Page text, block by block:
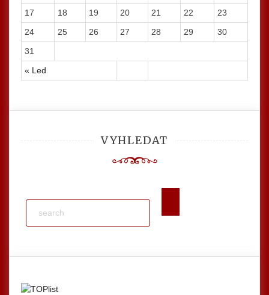
« Led
17
18 19 20 21 22
23
24
25 26 27 28 29
30
31
VYHLEDAT